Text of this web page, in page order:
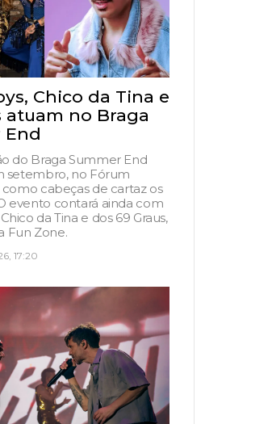
Chico da Tina e
atuam no Braga
End
do Braga Summer End
setembro, no Fórum
como cabeças de cartaz os
evento contará ainda com
da Tina e dos 69 Graus,
Fun Zone.
17:20